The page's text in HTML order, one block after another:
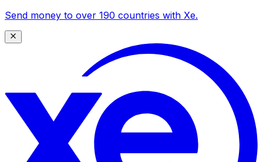
Send money to over 190 countries with Xe.